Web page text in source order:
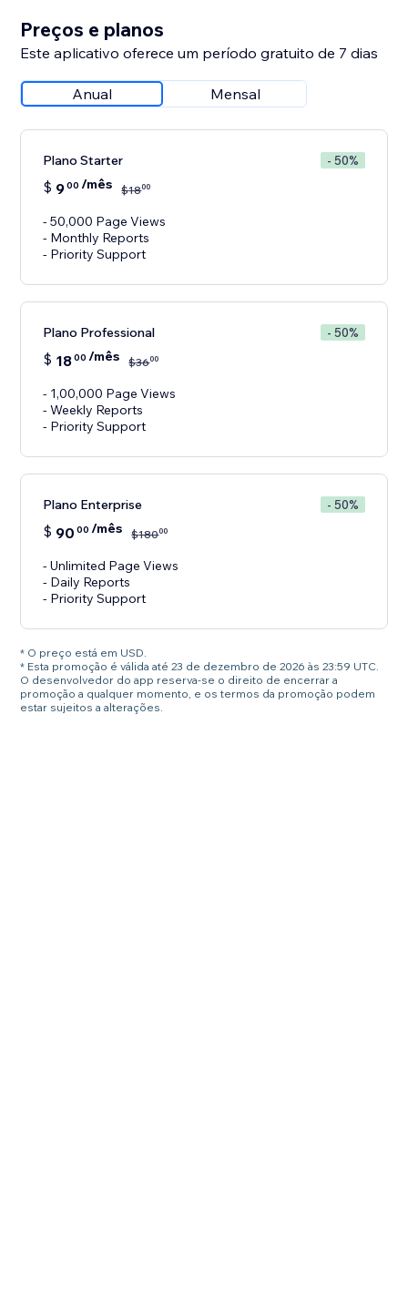
Preços e planos
Este aplicativo oferece um período gratuito de 7 dias
Anual Mensal
Plano Starter - 50%
$ 900 /mês $1800
- 50,000 Page Views
- Monthly Reports
- Priority Support
Plano Professional - 50%
$ 1800 /mês $3600
- 1,00,000 Page Views
- Weekly Reports
- Priority Support
Plano Enterprise - 50%
$ 90 00 /mês $18000
- Unlimited Page Views
- Daily Reports
- Priority Support
* O preço está em USD.
* Esta promoção é válida até 23 de dezembro de 2026 às 23:59 UTC.
O desenvolvedor do app reserva-se o direito de encerrar a
promoção a qualquer momento, e os termos da promoção podem
estar sujeitos a alterações.